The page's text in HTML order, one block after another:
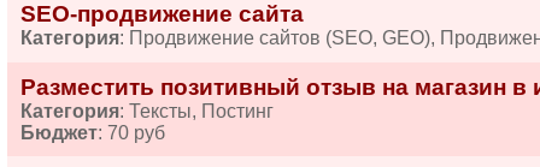
SEO-продвижение сайта
Категория: Продвижение сайтов (SEO, GEO),
Разместить позитивный отзыв на магазин в
Категория: Тексты, Постинг
Бюджет: 70 руб